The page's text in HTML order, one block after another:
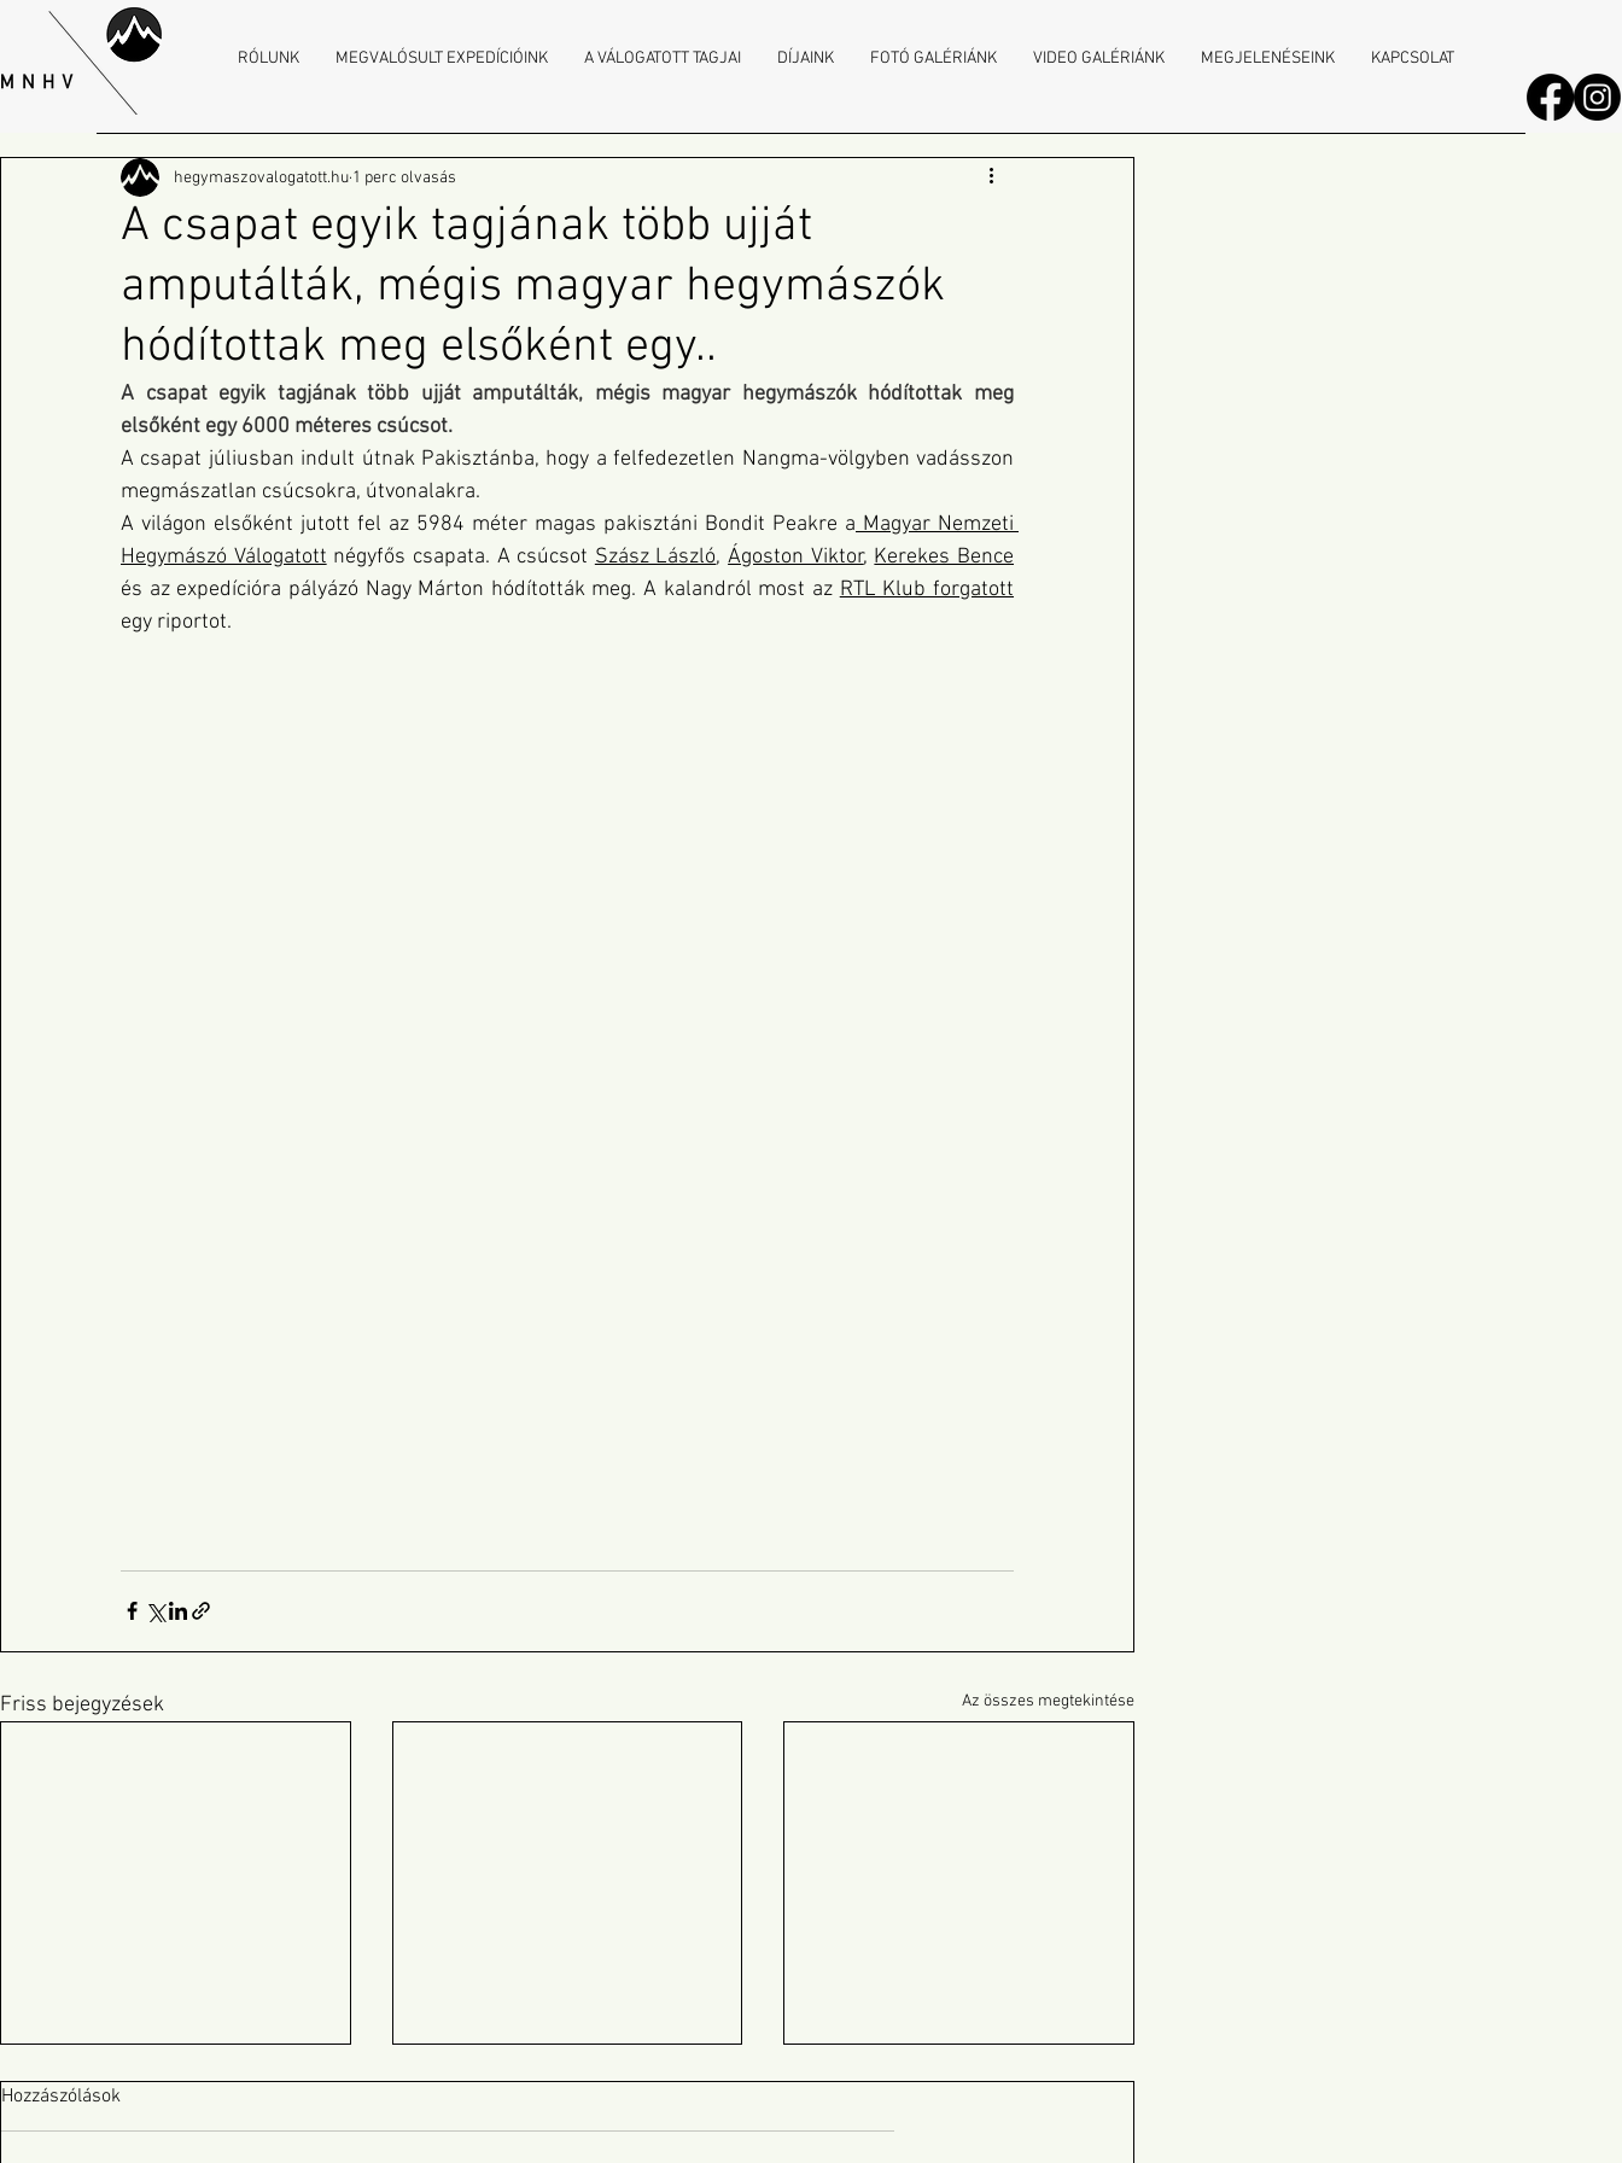
RÓLUNK MEGVALÓSULT EXPEDÍCIÓINK A VÁLOGATOTT TAGJAI DÍJAINK FOTÓ GALÉRIÁNK VIDEO GALÉRIÁNK MEGJELENÉSEINK KAPCSOLAT
A csapat egyik tagjának több ujját
amputálták, mégis magyar hegymászók
hódítottak meg elsőként egy..
hegymaszovalogatott.hu 1 perc olvasás
A csapat egyik tagjának több ujját amputálták, mégis magyar hegymászók hódítottak meg
elsőként egy 6000 méteres csúcsot.
A csapat júliusban indult útnak Pakisztánba, hogy a felfedezetlen Nangma-völgyben vadásszon
megmászatlan csúcsokra, útvonalakra.
A világon elsőként jutott fel az 5984 méter magas pakisztáni Bondit Peakre a Magyar Nemzeti
Hegymászó Válogatott négyfős csapata. A csúcsot Szász László, Ágoston Viktor, Kerekes Bence
és az expedícióra pályázó Nagy Márton hódították meg. A kalandról most az RTL Klub forgatott
egy riportot.
Friss bejegyzések Az összes megtekintése
Hozzászólások